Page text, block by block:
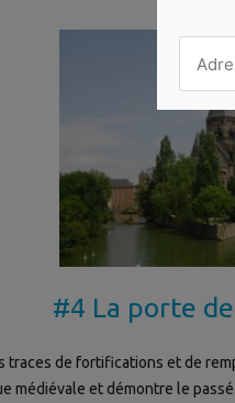
#4 La porte
traces de fortifications et de
médiévale et démontre le